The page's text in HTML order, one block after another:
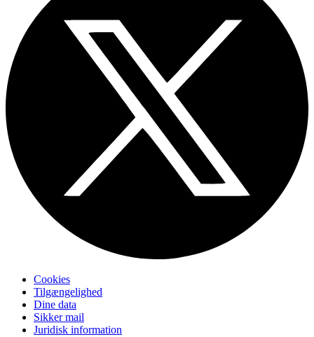
Cookies
Tilgængelighed
Dine data
Sikker mail
Juridisk information